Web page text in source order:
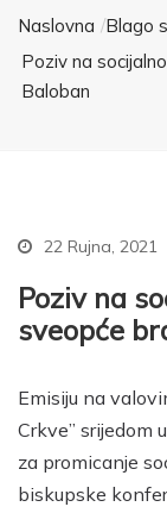
Naslovna Blago
Poziv na
Baloban
22 Rujna, 2021
Poziv na
sveopće
Emisiju na
Crkve” srijedom
za promicanje
biskupske